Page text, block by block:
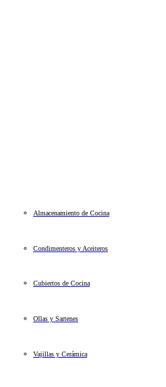
Almacenamiento de Cocina
Condimenteros y Aceiteros
Cubiertos de Cocina
Ollas y Sartenes
Vajillas y Cerámica